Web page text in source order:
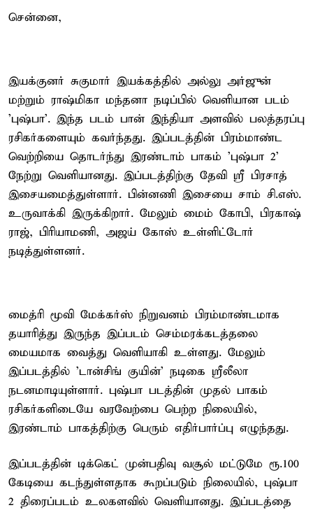
சென்னை,
இயக்குனர் சுகுமார் இயக்கத்தில் அல்லு அர்ஜுன்
மற்றும் ராஷ்மிகா மந்தனா நடிப்பில் வெளியான படம்
'புஷ்பா'. இந்த படம் பான் இந்தியா அளவில் பலத்தரப்பு
ரசிகர்களையும் கவர்ந்தது. இப்படத்தின் பிரம்மாண்ட
வெற்றியை தொடர்ந்து இரண்டாம் பாகம் 'புஷ்பா 2'
நேற்று வெளியானது. இப்படத்திற்கு தேவி ஸ்ரீ பிரசாத்
இசையமைத்துள்ளார். பின்னணி இசையை சாம் சி.எஸ்.
உருவாக்கி இருக்கிறார். மேலும் மைம் கோபி, பிரகாஷ்
ராஜ், பிரியாமணி, அஜய் கோஸ் உள்ளிட்டோர்
நடித்துள்ளனர்.
மைத்ரி மூவி மேக்கர்ஸ் நிறுவனம் பிரம்மாண்டமாக
தயாரித்து இருந்த இப்படம் செம்மரக்கடத்தலை
மையமாக வைத்து வெளியாகி உள்ளது. மேலும்
இப்படத்தில் 'டான்சிங் குயின்' நடிகை ஸ்ரீலீலா
நடனமாடியுள்ளார். புஷ்பா படத்தின் முதல் பாகம்
ரசிகர்களிடையே வரவேற்பை பெற்ற நிலையில்,
இரண்டாம் பாகத்திற்கு பெரும் எதிர்பார்ப்பு எழுந்தது.
இப்படத்தின் டிக்கெட் முன்பதிவு வசூல் மட்டுமே ரூ.100
கேடியை கடந்துள்ளதாக கூறப்படும் நிலையில், புஷ்பா
2 திரைப்படம் உலகளவில் வெளியானது. இப்படத்தை